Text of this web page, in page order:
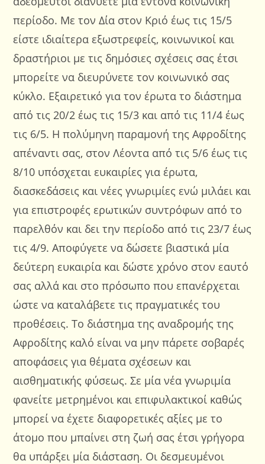
περίοδο. Με τον Δία στον Κριό έως τις 15/5
είστε ιδιαίτερα εξωστρεφείς, κοινωνικοί και
δραστήριοι με τις δημόσιες σχέσεις σας έτσι
μπορείτε να διευρύνετε τον κοινωνικό σας
κύκλο. Εξαιρετικό για τον έρωτα το διάστημα
από τις 20/2 έως τις 15/3 και από τις 11/4 έως
τις 6/5. Η πολύμηνη παραμονή της Αφροδίτης
απέναντι σας, στον Λέοντα από τις 5/6 έως τις
8/10 υπόσχεται ευκαιρίες για έρωτα,
διασκεδάσεις και νέες γνωριμίες ενώ μιλάει και
για επιστροφές ερωτικών συντρόφων από το
παρελθόν και δει την περίοδο από τις 23/7 έως
τις 4/9. Αποφύγετε να δώσετε βιαστικά μία
δεύτερη ευκαιρία και δώστε χρόνο στον εαυτό
σας αλλά και στο πρόσωπο που επανέρχεται
ώστε να καταλάβετε τις πραγματικές του
προθέσεις. Το διάστημα της αναδρομής της
Αφροδίτης καλό είναι να μην πάρετε σοβαρές
αποφάσεις για θέματα σχέσεων και
αισθηματικής φύσεως. Σε μία νέα γνωριμία
φανείτε μετρημένοι και επιφυλακτικοί καθώς
μπορεί να έχετε διαφορετικές αξίες με το
άτομο που μπαίνει στη ζωή σας έτσι γρήγορα
θα υπάρξει μία διάσταση. Οι δεσμευμένοι